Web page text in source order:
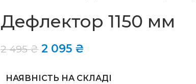
Дефлектор 1150 мм
2 495₴ 2 095 ₴
НАЯВНІСТЬ НА СКЛАДІ